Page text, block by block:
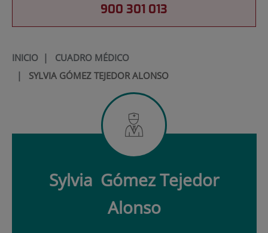
900 301 013
INICIO| CUADRO MÉDICO
| SYLVIA GÓMEZ TEJEDOR ALONSO
Sylvia Gómez Tejedor
Alonso